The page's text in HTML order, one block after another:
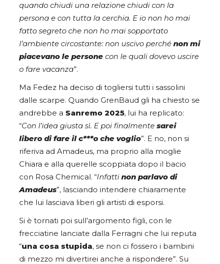
quando chiudi una relazione chiudi con la
persona e con tutta la cerchia. E io non ho mai
fatto segreto che non ho mai sopportato
l’ambiente circostante: non uscivo perché non mi
piacevano le persone con le quali dovevo uscire
o fare vacanza”.
Ma Fedez ha deciso di togliersi tutti i sassolini
dalle scarpe. Quando GrenBaud gli ha chiesto se
andrebbe a Sanremo 2025, lui ha replicato:
“Con l’idea giusta sì. E poi finalmente sarei
libero di fare il c***o che voglio”. E no, non si
riferiva ad Amadeus, ma proprio alla moglie
Chiara e alla querelle scoppiata dopo il bacio
con Rosa Chemical. “Infatti non parlavo di
Amadeus”, lasciando intendere chiaramente
che lui lasciava liberi gli artisti di esporsi.
Si è tornati poi sull’argomento figli, con le
frecciatine lanciate dalla Ferragni che lui reputa
“una cosa stupida, se non ci fossero i bambini
di mezzo mi divertirei anche a rispondere”. Su